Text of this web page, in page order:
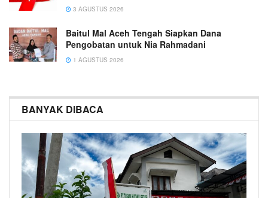
3 AGUSTUS 2026
Baitul Mal Aceh Tengah Siapkan Dana
Pengobatan untuk Nia Rahmadani
1 AGUSTUS 2026
BANYAK DIBACA